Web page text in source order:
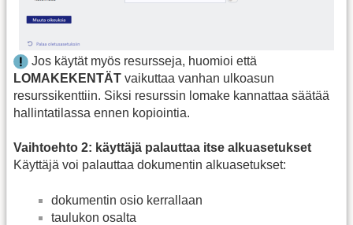
Jos käytät myös resursseja, huomioi että
LOMAKEKENTÄT vaikuttaa vanhan ulkoasun
resurssikenttiin. Siksi resurssin lomake kannattaa säätää
hallintatilassa ennen kopiointia.
Vaihtoehto 2: käyttäjä palauttaa itse alkuasetukset
Käyttäjä voi palauttaa dokumentin alkuasetukset:
dokumentin osio kerrallaan
taulukon osalta